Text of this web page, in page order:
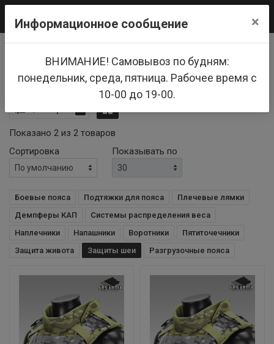
Тактическое снаряжение
Защиты шеи
Защиты шеи
Показано 2 из 2 товаров
Сортировка
Показывать по
Боевые пояса Подтяжки для пояса
Плечевые лямки
Демпферы КАП
Системы распределения веса
Наплечники
Напашники Воротники
Пятиточечники
Защита живота
Защиты шеи Разгрузочные пояса
Информационное сообщение ×
ВНИМАНИЕ! Самовывоз по будням:
понедельник, среда, пятница. Рабочее время с
10-00 до 19-00.